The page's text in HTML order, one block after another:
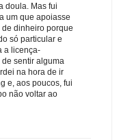
doula. Mas fui
um que apoiasse
dinheiro porque
só particular e
a licença-
sentir alguma
na hora de ir
e, aos poucos, fui
não voltar ao